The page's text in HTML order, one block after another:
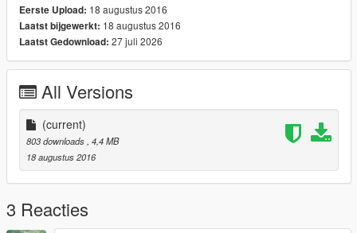
My Webmoney:
U162344192332
Z397772645381
Eerste Upload: 18 augustus 2016
Laatst bijgewerkt: 18 augustus 2016
Laatst Gedownload: 27 juli 2026
All Versions
(current)
803 downloads , 4,4 MB
18 augustus 2016
3 Reacties